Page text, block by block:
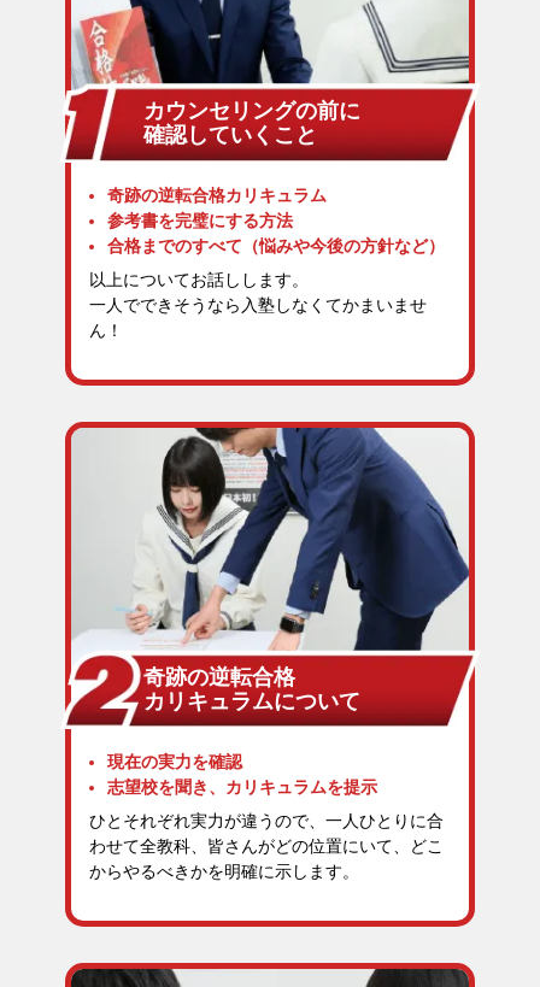
カウンセリングの前に
確認していくこと
奇跡の逆転合格カリキュラム
参考書を完璧にする方法
合格までのすべて（悩みや今後の方針など）
以上についてお話しします。
一人でできそうなら入塾しなくてかまいませ
ん！
奇跡の逆転合格
カリキュラムについて
現在の実力を確認
志望校を聞き、カリキュラムを提示
ひとそれぞれ実力が違うので、一人ひとりに合
わせて全教科、皆さんがどの位置にいて、どこ
からやるべきかを明確に示します。